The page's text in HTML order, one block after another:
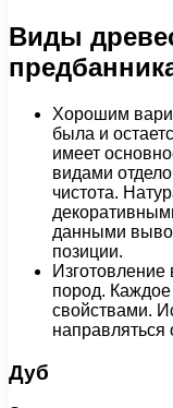
Виды
Хорошим
была и
имеет
видами
чистота.
данными
позиции.
Изготовление
пород.
свойствами.
направляться
Дуб